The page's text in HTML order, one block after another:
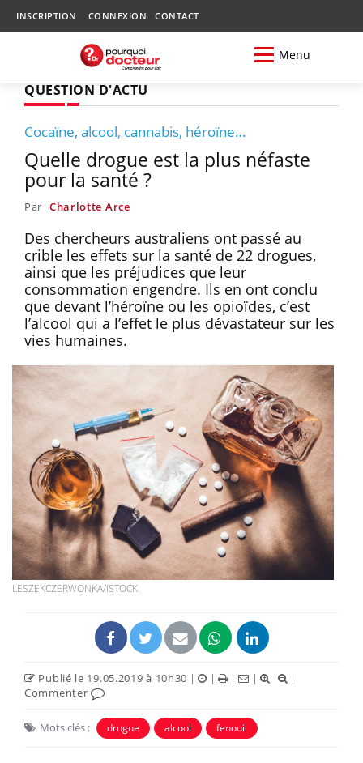
INSCRIPTION CONNEXION CONTACT
Menu
QUESTION D'ACTU
Cocaïne, alcool, cannabis, héroïne…
Quelle drogue est la plus néfaste
pour la santé ?
Par Charlotte Arce
Des chercheurs australiens ont passé au
crible les effets sur la santé de 22 drogues,
ainsi que les préjudices que leur
consommation engendre. Ils en ont conclu
que devant l’héroïne ou les opioïdes, c’est
l’alcool qui a l’effet le plus dévastateur sur les
vies humaines.
LESZEKCZERWONKA/ISTOCK
Publié le 19.05.2019 à 10h30 | | | |
|
Commenter
Mots clés : drogue alcool fenouil